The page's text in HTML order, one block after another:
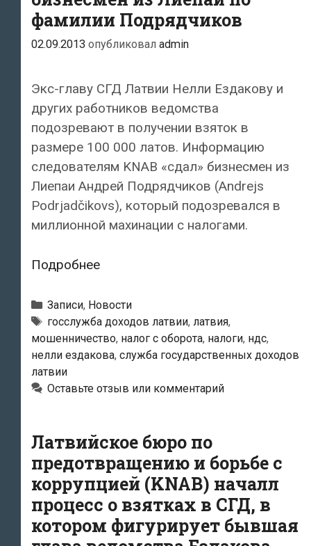
фамилии Подрядчиков
02.09.2013 опубликовал admin
Экс-главу СГД Латвии Нелли Ездакову и
других работников ведомства
подозревают в получении взяток в
размере 100 000 латов. Информацию
следователям KNAB «сдал» бизнесмен из
Лиепаи Андрей Подрядчиков (Andrejs
Podrjadčikovs), который подозревался в
миллионной махинации с налогами.
ПодробнееДело
группировки
в
Латвии:
бывшую
Нелли
Ездакову
«сдал»
некий
бизнесмен
из
Рубрики
Записи, Новости
Метки
госслужба доходов латвии, латвия,
мошенничество, налог с оборота, налоги, ндс,
нелли ездакова, служба государственных доходов
латвии
Оставьте отзыв или комментарий
Латвийское бюро по
предотвращению и борьбе с
коррупцией (KNAB) началл
процесс о взятках в СГД, в
котором фигурирует бывшая